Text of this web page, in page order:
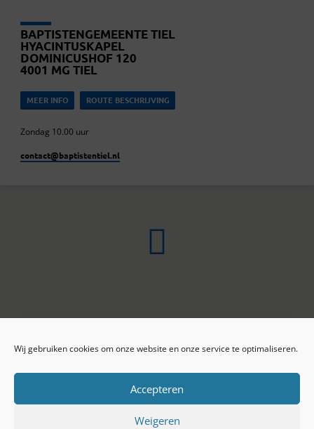
Wij gebruiken cookies om onze website en onze service te optimaliseren.
Accepteren
Weigeren
BAPTISTENGEMEENTE TIEL
HYACINTUSKAPEL
DOMINICUSHOF 120
4001 MG TIEL
MEER INFO ROUTE BESCHRIJVING
Zondag 10.00 uur
contact​@baptistentiel.nl
ONLINE ARCHIEF
Privacy beleid